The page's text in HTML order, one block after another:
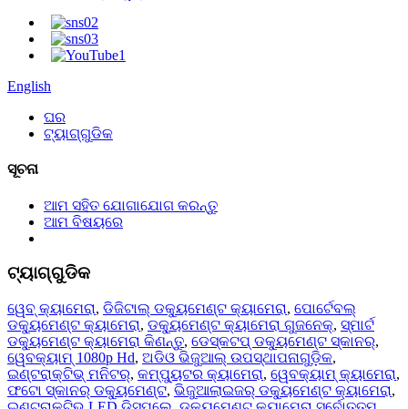
English
ଘର
ଟ୍ୟାଗ୍‌ଗୁଡିକ
ସୂଚନା
ଆମ ସହିତ ଯୋଗାଯୋଗ କରନ୍ତୁ
ଆମ ବିଷୟରେ
ଟ୍ୟାଗ୍‌ଗୁଡିକ
ୱେବ୍ କ୍ୟାମେରା, ଡିଜିଟାଲ୍ ଡକ୍ୟୁମେଣ୍ଟ କ୍ୟାମେରା, ପୋର୍ଟେବଲ୍
ଡକ୍ୟୁମେଣ୍ଟ କ୍ୟାମେରା, ଡକ୍ୟୁମେଣ୍ଟ କ୍ୟାମେରା ଗୁଜନେକ୍, ସ୍ମାର୍ଟ
ଡକ୍ୟୁମେଣ୍ଟ କ୍ୟାମେରା କିଣନ୍ତୁ, ଡେସ୍କଟପ୍ ଡକ୍ୟୁମେଣ୍ଟ ସ୍କାନର୍,
ୱେବକ୍ୟାମ୍ 1080p Hd, ଅଡିଓ ଭିଜୁଆଲ୍ ଉପସ୍ଥାପନାଗୁଡ଼ିକ,
ଇଣ୍ଟରାକ୍ଟିଭ୍ ମନିଟର୍, କମ୍ପ୍ୟୁଟର କ୍ୟାମେରା, ୱେବକ୍ୟାମ୍ କ୍ୟାମେରା,
ଫଟୋ ସ୍କାନର୍ ଡକ୍ୟୁମେଣ୍ଟ, ଭିଜୁଆଲାଇଜର୍ ଡକ୍ୟୁମେଣ୍ଟ କ୍ୟାମେରା,